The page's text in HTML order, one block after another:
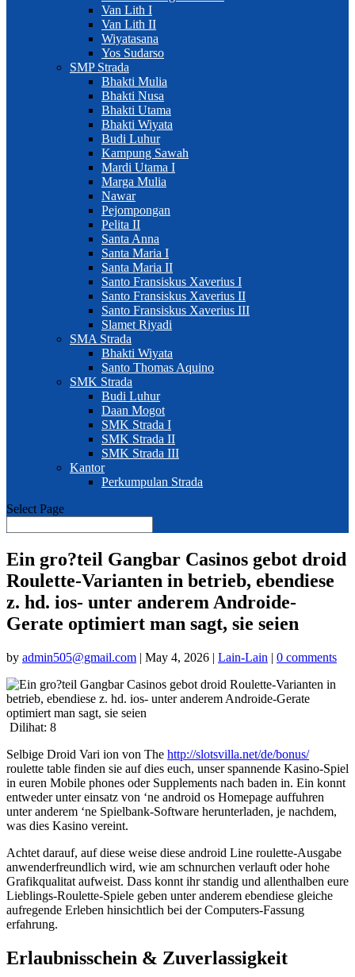
Van Lith I
Van Lith II
Wiyatasana
Yos Sudarso
SMP Strada
Bhakti Mulia
Bhakti Nusa
Bhakti Utama
Bhakti Wiyata
Budi Luhur
Kampung Sawah
Mardi Utama I
Marga Mulia
Nawar
Pejompongan
Pelita II
Santa Anna
Santa Maria I
Santa Maria II
Santo Fransiskus Xaverius I
Santo Fransiskus Xaverius II
Santo Fransiskus Xaverius III
Slamet Riyadi
SMA Strada
Bhakti Wiyata
Santo Thomas Aquino
SMK Strada
Budi Luhur
Daan Mogot
SMK Strada I
SMK Strada II
SMK Strada III
Kantor
Perkumpulan Strada
Select Page
Ein gro?teil Gangbar Casinos gebot droid
Roulette-Varianten in betrieb, ebendiese
z. hd. ios- unter anderem Androide-
Gerate optimiert man sagt, sie seien
by admin505@gmail.com | May 4, 2026 | Lain-Lain | 0 comments
Dilihat: 8
Selbige Droid Vari ion von The http://slotsvilla.net/de/bonus/
roulette table finden sie auf dies euch, unser spannende Kasino-Spiel
in euren Mobile phones oder Supplements nach baden in. Ein konnt
entweder unter einsatz von ‘ne android os Homepage auffuhren
unter anderem ‘ne Spielbank-Software herunterladen, je nachdem,
was dies Kasino vereint.
Achtet darauf, auf diese weise diese android Line roulette-Ausgabe
anwenderfreundlich wird, wie am schnurchen verlauft oder hohe
Grafikqualitat aufweist. Dass konnt ihr standig und allenthalben eure
Lieblings-Roulette-Spiele geben unter anderem ebendiese gleiche
aufregende Erleben hinsichtlich bei der Computers-Fassung
erfahrung.
Erlaubnisschein & Zuverlassigkeit